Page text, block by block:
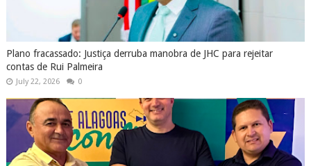
Plano fracassado: Justiça derruba manobra de JHC para rejeitar
contas de Rui Palmeira
July 22, 2026 0